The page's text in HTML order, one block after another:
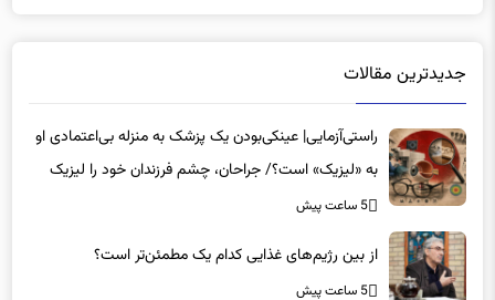
راستی‌آزمایی| عینکی‌بودن یک پزشک به منزله بی‌اعتمادی او
به «لیزیک» است؟/ جراحان، چشم فرزندان خود را لیزیک
می‌کنند؟
5 ساعت پیش
5 ساعت پیش